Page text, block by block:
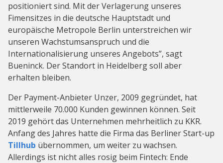
positioniert sind. Mit der Verlagerung unseres
Fimensitzes in die deutsche Hauptstadt und
europäische Metropole Berlin unterstreichen wir
unseren Wachstumsanspruch und die
Internationalisierung unseres Angebots”, sagt
Bueninck. Der Standort in Heidelberg soll aber
erhalten bleiben.
Der Payment-Anbieter Unzer, 2009 gegründet, hat
mittlerweile 70.000 Kunden gewinnen können. Seit
2019 gehört das Unternehmen mehrheitlich zu KKR.
Anfang des Jahres hatte die Firma das Berliner Start-up
Tillhub übernommen, um weiter zu wachsen.
Allerdings ist nicht alles rosig beim Fintech: Ende